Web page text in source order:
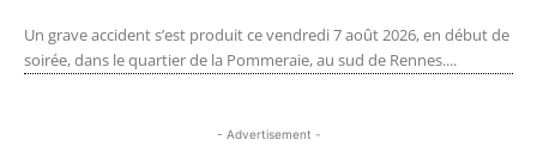
Un grave accident s’est produit ce vendredi 7 août 2026, en début de
soirée, dans le quartier de la Pommeraie, au sud de Rennes....
- Advertisement -